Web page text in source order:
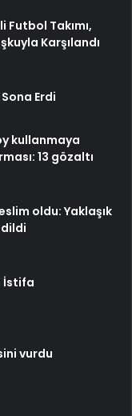
Takımı,
Karşılandı
Erdi
kullanmaya
13 gözaltı
oldu: Yaklaşık
İstifa
vurdu